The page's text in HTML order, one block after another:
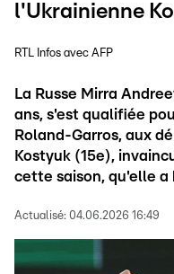
l'Ukrainienne
RTL Infos avec AFP
La Russe Mirra
ans, s'est qualifiée
Roland-Garros, aux
Kostyuk (15e),
cette saison, qu'elle a
Actualisé: 04.06.2026 16:49